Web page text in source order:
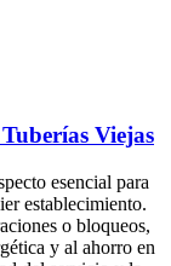
Viejas
esencial para
establecimiento.
o bloqueos,
y al ahorro en